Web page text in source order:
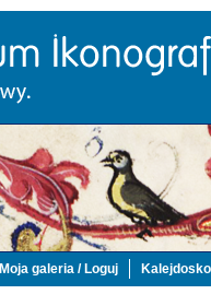
Moja galeria / Loguj